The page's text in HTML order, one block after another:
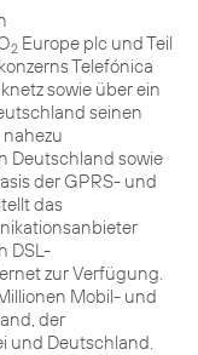
2 Europe plc und Teil
Telefónica
sowie über ein
seinen
Deutschland sowie
der GPRS- und
das
DSL-
zur Verfügung.
Mobil- und
der
und Deutschland.